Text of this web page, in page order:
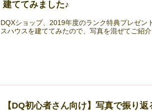
建ててみました♪
DQXショップ、2019年度のランク特典プレゼン
スハウスを建ててみたので、写真を混ぜてご紹
【DQ初心者さん向け】写真で振り